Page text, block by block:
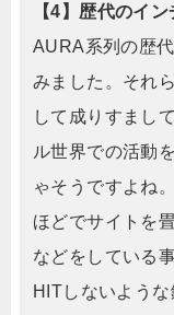
【4】歴代のイ
AURA系列の歴
みました。それ
して成りすまし
ル世界での活動
ゃそうですよね
ほどでサイトを
などをしている
HITしないよう